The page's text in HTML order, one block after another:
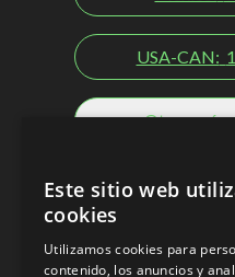
USA-CAN:
Otros
Este sitio web
cookies
Utilizamos cookies para
contenido, los anuncios y